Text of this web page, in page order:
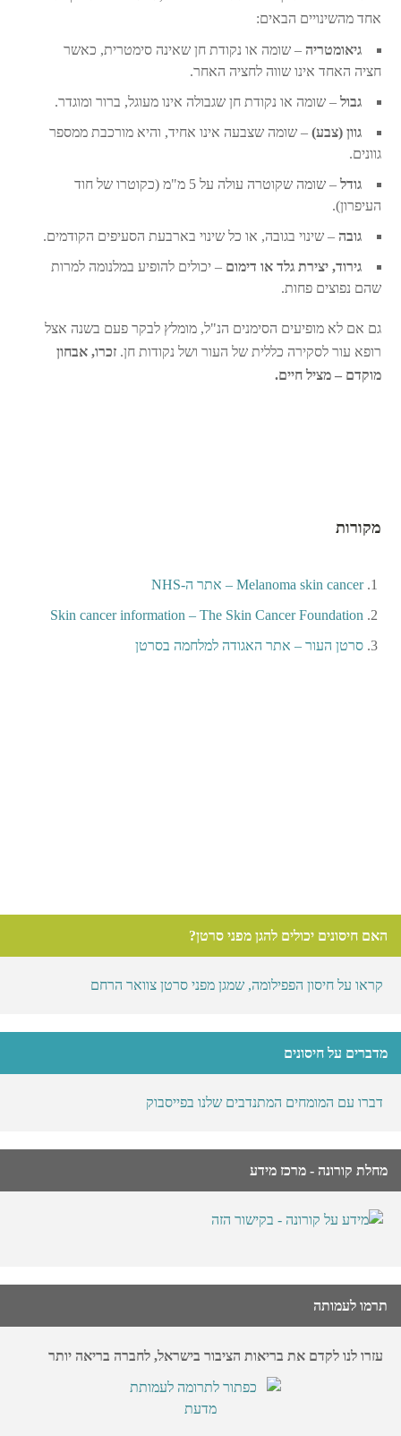
האם חיסונים יכולים להגן מפני סרטן?
קראו על חיסון הפפילומה, שמגן מפני סרטן צוואר הרחם
מדברים על חיסונים
דברו עם המומחים המתנדבים שלנו בפייסבוק
מחלת קורונה - מרכז מידע
תרמו לעמותה
עזרו לנו לקדם את בריאות הציבור בישראל, לחברה בריאה יותר
אחד מהשינויים הבאים:
גיאומטריה – שומה או נקודת חן שאינה סימטרית, כאשר
חציה האחד אינו שווה לחציה האחר.
גבול – שומה או נקודת חן שגבולה אינו מעוגל, ברור ומוגדר.
גוון (צבע) – שומה שצבעה אינו אחיד, והיא מורכבת ממספר
גוונים.
גודל
– שומה שקוטרה עולה על 5 מ"מ (כקוטרו של חוד
העיפרון).
גובה – שינוי בגובה, או כל שינוי בארבעת הסעיפים הקודמים.
גירוד, יצירת גלד או דימום – יכולים להופיע במלנומה למרות
שהם נפוצים פחות.
גם אם לא מופיעים הסימנים הנ"ל, מומלץ לבקר פעם בשנה אצל
רופא עור לסקירה כללית של העור ושל נקודות חן.זכרו, אבחון
מוקדם – מציל חיים.
מקורות
Melanoma skin cancer – אתר ה-NHS
Skin cancer information – The Skin Cancer Foundation
סרטן העור – אתר האגודה למלחמה בסרטן